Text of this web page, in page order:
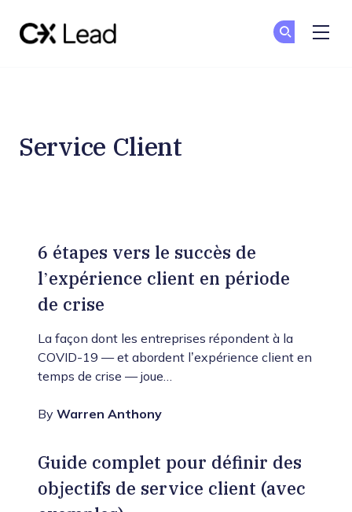
Service Client
6 étapes vers le succès de
l’expérience client en période
de crise
La façon dont les entreprises répondent à la
COVID-19 — et abordent l’expérience client en
temps de crise — joue…
By Warren Anthony
Guide complet pour définir des
objectifs de service client (avec